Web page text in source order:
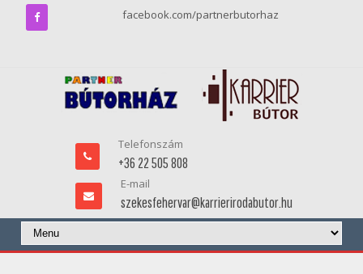
facebook.com/partnerbutorhaz
Telefonszám
+36 22 505 808
E-mail
szekesfehervar@karrierirodabutor.hu